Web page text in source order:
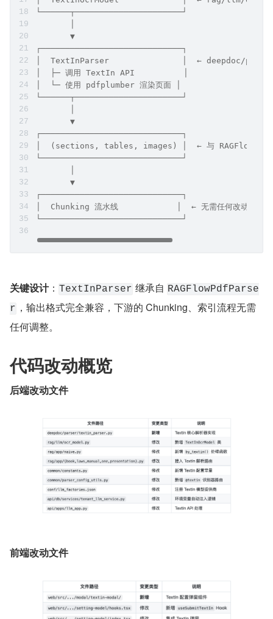
└──────┬──────────────────────┘
       ▼
┌─────────────────────────────┐
│  TextInParser               │  ← deepdoc/
│  ├─ 调用 TextIn API          │
│  └─ 使用 pdfplumber 渲染页面 │
└──────┬──────────────────────┘
       ▼
┌─────────────────────────────┐
│  (sections, tables, images) │  ← 与
└─────────────────────────────┘
       ▼
┌─────────────────────────────┐
│  Chunking 流水线            │  ← 无需任何改动
└─────────────────────────────┘
关键设计​： TextInParser 继承自 RAGFlowPdfParse
r ，输出格式完全兼容，下游的 Chunking、索引流程无需
任何调整。
代码改动概览
后端改动文件
前端改动文件